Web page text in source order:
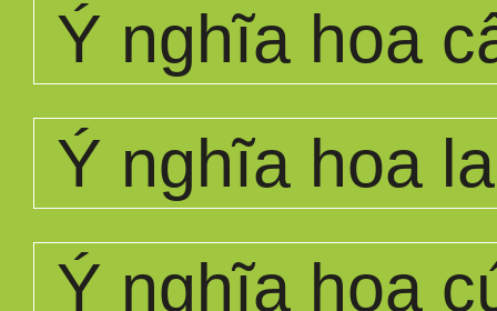
Ý nghĩa hoa
Ý nghĩa hoa
Ý nghĩa hoa